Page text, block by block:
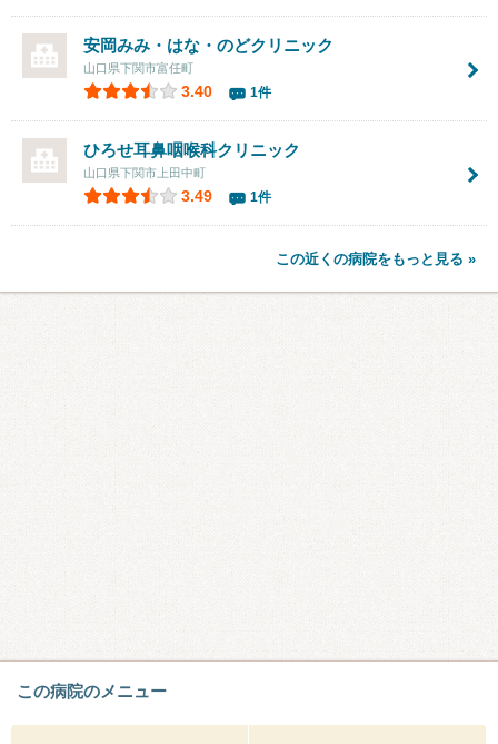
安岡みみ・はな・のどクリニック
山口県下関市富任町
3.40 1件
ひろせ耳鼻咽喉科クリニック
山口県下関市上田中町
3.49 1件
この近くの病院をもっと見る »
この病院のメニュー